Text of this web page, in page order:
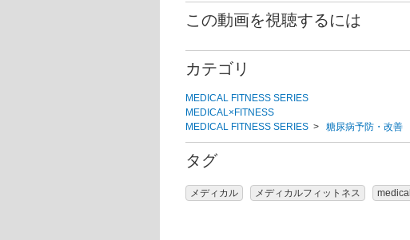
この動画を視聴するには
カテゴリ
MEDICAL FITNESS SERIES
MEDICAL×FITNESS
MEDICAL FITNESS SERIES > 糖尿病予防・改善
タグ
メディカル メディカルフィットネス medical